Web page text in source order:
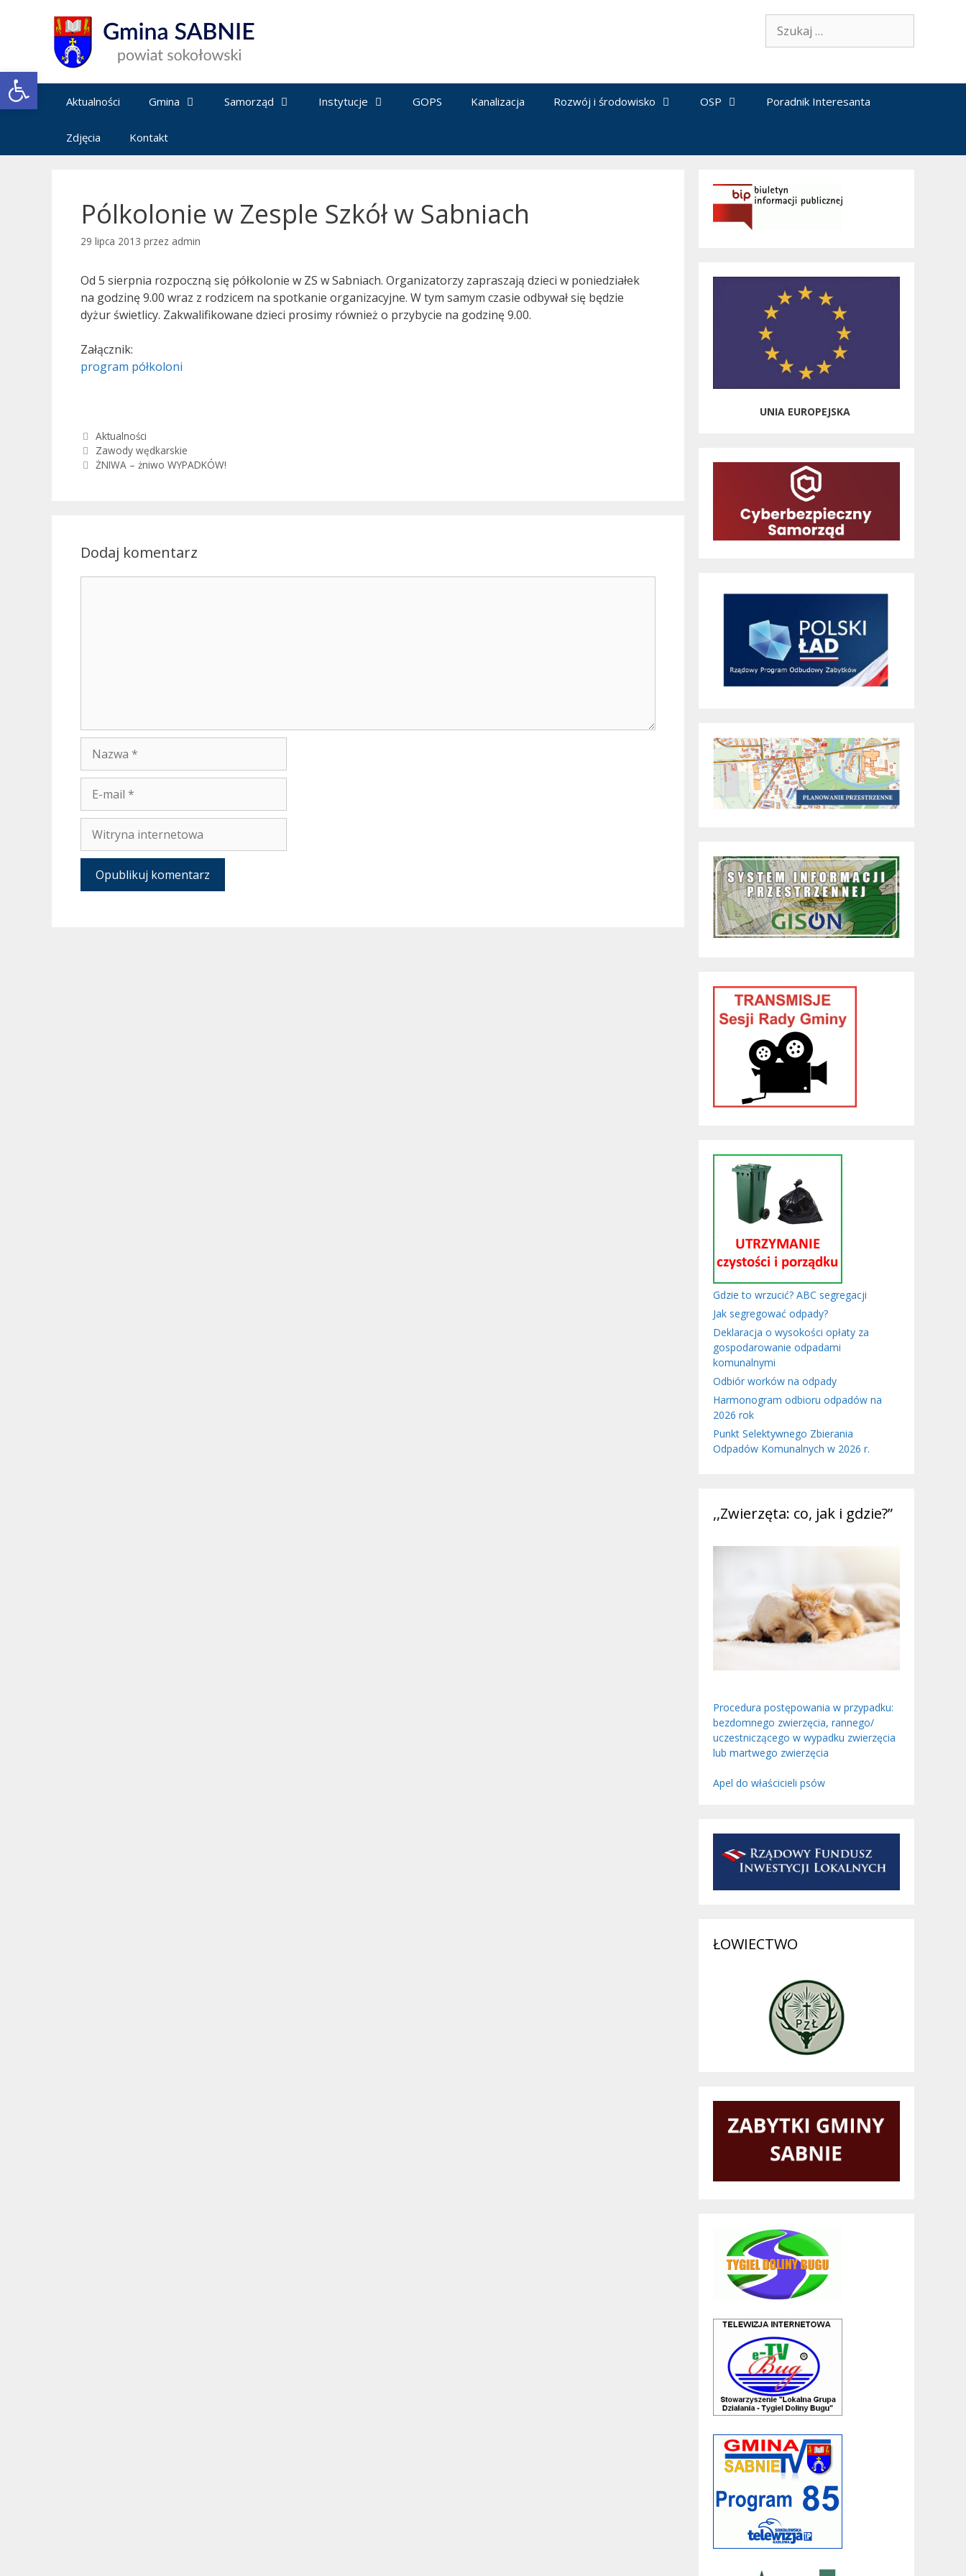
Open toolbar
Aktualności Gmina Samorząd Instytucje GOPS Kanalizacja Rozwój i środowisko OSP Poradnik Interesanta
Zdjęcia Kontakt
Pólkolonie w Zesple Szkół w Sabniach
29 lipca 2013 przez admin
Od 5 sierpnia rozpoczną się półkolonie w ZS w Sabniach. Organizatorzy zapraszają dzieci w poniedziałek
na godzinę 9.00 wraz z rodzicem na spotkanie organizacyjne. W tym samym czasie odbywał się będzie
dyżur świetlicy. Zakwalifikowane dzieci prosimy również o przybycie na godzinę 9.00.
Załącznik:
program półkoloni
Kategorie
Aktualności
Zawody wędkarskie
ŻNIWA – żniwo WYPADKÓW!
Dodaj komentarz
mail
internetowa
UNIA EUROPEJSKA
Gdzie to wrzucić? ABC segregacji
Jak segregować odpady?
Deklaracja o wysokości opłaty za
gospodarowanie odpadami
komunalnymi
Odbiór worków na odpady
Harmonogram odbioru odpadów na
2026 rok
Punkt Selektywnego Zbierania
Odpadów Komunalnych w 2026 r.
,,Zwierzęta: co, jak i gdzie?”
Procedura postępowania w przypadku:
bezdomnego zwierzęcia, rannego/
uczestniczącego w wypadku zwierzęcia
lub martwego zwierzęcia
Apel do właścicieli psów
ŁOWIECTWO